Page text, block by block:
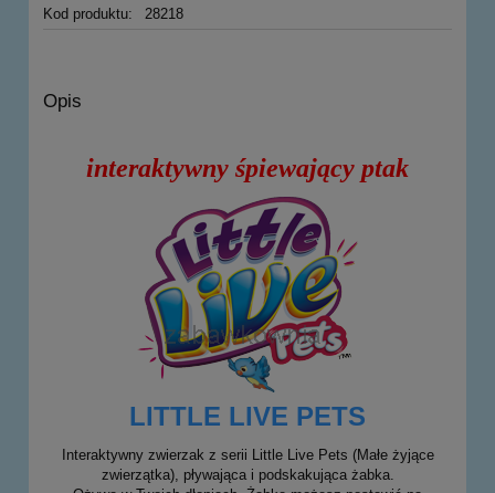
Kod produktu: 28218
Opis
interaktywny śpiewający ptak
LITTLE LIVE PETS
Interaktywny zwierzak z serii Little Live Pets (Małe żyjące
zwierzątka), pływająca i podskakująca żabka.